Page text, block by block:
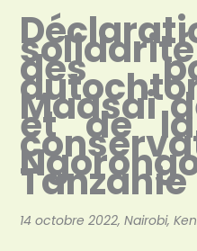
des
Maasai
et de
Tanzanie
14 octobre 2022, Nairobi,